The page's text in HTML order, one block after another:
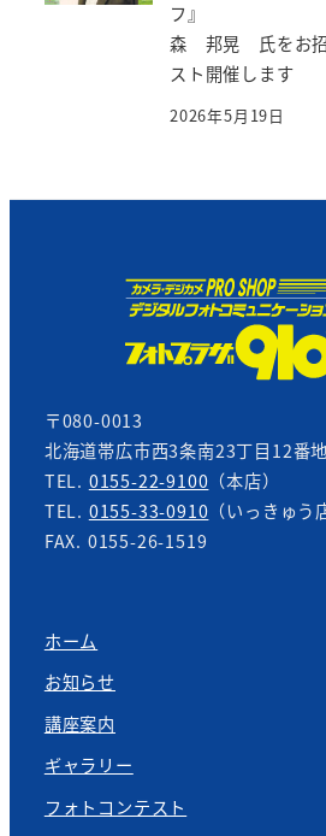
フ』
森 邦晃 氏をお招
スト開催します
2026年5月19日
〒080-0013
北海道帯広市西3条南23丁目12番
TEL. 0155-22-9100 （本店）
TEL. 0155-33-0910 （いっきゅう
FAX. 0155-26-1519
ホーム
お知らせ
講座案内
ギャラリー
フォトコンテスト